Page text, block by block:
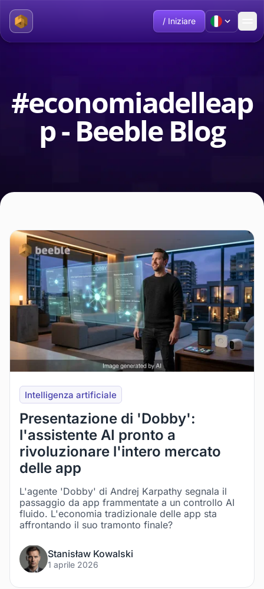
/ Iniziare
#economiadelleap
p - Beeble Blog
Intelligenza artificiale
Presentazione di 'Dobby':
l'assistente AI pronto a
rivoluzionare l'intero mercato
delle app
L'agente 'Dobby' di Andrej Karpathy segnala il
passaggio da app frammentate a un controllo AI
fluido. L'economia tradizionale delle app sta
affrontando il suo tramonto finale?
Stanisław Kowalski
1 aprile 2026